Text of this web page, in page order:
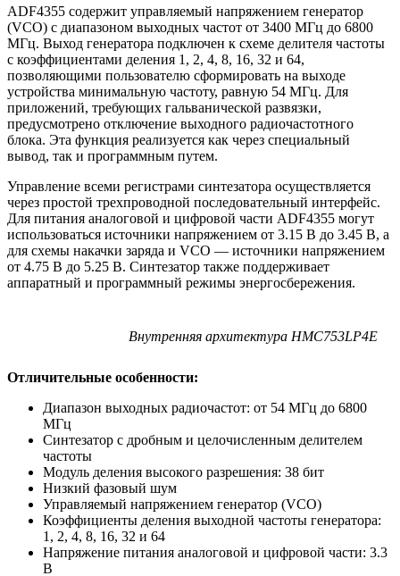
ADF4355 содержит управляемый напряжением генератор
(VCO) с диапазоном выходных частот от 3400 МГц до 6800
МГц. Выход генератора подключен к схеме делителя частоты
с коэффициентами деления 1, 2, 4, 8, 16, 32 и 64,
позволяющими пользователю сформировать на выходе
устройства минимальную частоту, равную 54 МГц. Для
приложений, требующих гальванической развязки,
предусмотрено отключение выходного радиочастотного
блока. Эта функция реализуется как через специальный
вывод, так и программным путем.
Управление всеми регистрами синтезатора осуществляется
через простой трехпроводной последовательный интерфейс.
Для питания аналоговой и цифровой части ADF4355 могут
использоваться источники напряжением от 3.15 В до 3.45 В, а
для схемы накачки заряда и VCO — источники напряжением
от 4.75 В до 5.25 В. Синтезатор также поддерживает
аппаратный и программный режимы энергосбережения.
Внутренняя архитектура HMC753LP4E
Отличительные особенности:
Диапазон выходных радиочастот: от 54 МГц до 6800
МГц
Синтезатор с дробным и целочисленным делителем
частоты
Модуль деления высокого разрешения: 38 бит
Низкий фазовый шум
Управляемый напряжением генератор (VCO)
Коэффициенты деления выходной частоты генератора:
1, 2, 4, 8, 16, 32 и 64
Напряжение питания аналоговой и цифровой части: 3.3
В